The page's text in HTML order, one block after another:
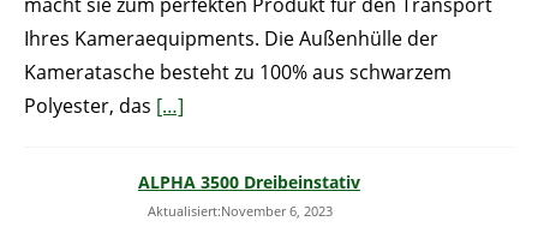
Ihres Kameraequipments. Die Außenhülle der
Kameratasche besteht zu 100% aus schwarzem
Polyester, das […]
ALPHA 3500 Dreibeinstativ
Aktualisiert:November 6, 2023